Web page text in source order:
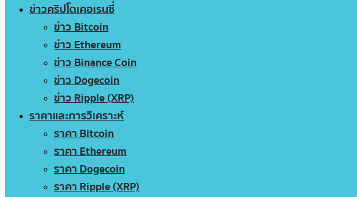
ข่าวคริปโตเคอเรนซี่
ข่าว Bitcoin
ข่าว Ethereum
ข่าว Binance Coin
ข่าว Dogecoin
ข่าว Ripple (XRP)
ราคาและการวิเคราะห์
ราคา Bitcoin
ราคา Ethereum
ราคา Dogecoin
ราคา Ripple (XRP)